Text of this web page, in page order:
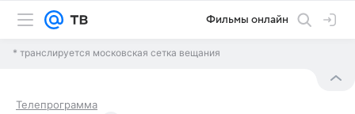
Фильмы онлайн
* транслируется московская сетка вещания
Телепрограмма